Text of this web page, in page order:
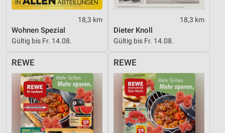
18,3 km
Wohnen Spezial
Gültig bis Fr. 14.08.
18,3 km
Dieter Knoll
Gültig bis Fr. 14.08.
REWE REWE